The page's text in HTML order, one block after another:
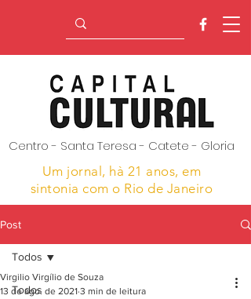
Centro - Santa Teresa - Catete - Gloria
Um jornal, hà 21 anos, em
sintonia com o Rio de Janeiro
Post
Todos
Todos
Virgilio Virgílio de Souza
13 de ago. de 2021 3 min de leitura